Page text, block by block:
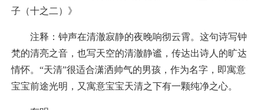
子（十之二）》
注释：钟声在清澈寂静的夜晚响彻云霄。这句诗写钟
梵的清亮之音，也写天空的清澈静谧，传达出诗人的旷达
情怀。“天清”很适合潇洒帅气的男孩，作为名字，即寓意
宝宝前途光明，又寓意宝宝天清之下有一颗纯净之心。